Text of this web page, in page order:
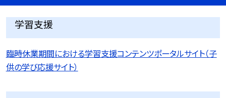
学習支援
臨時休業期間における学習支援コンテンツポータルサイト（子
供の学び応援サイト）